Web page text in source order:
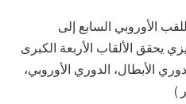
الأوروبي السابع إلى
يحقق الألقاب الأربعة الكبرى
الأبطال، الدوري الأوروبي،